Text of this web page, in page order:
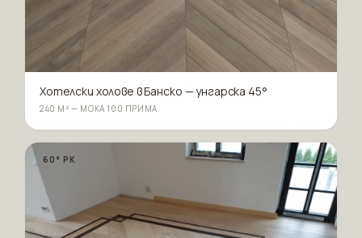
Хотелски холове в Банско — унгарска 45°
240 М² — МОКА 100 ПРИМА
60° РК